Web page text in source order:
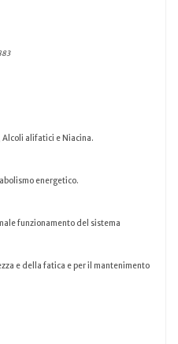
Alcoli alifatici e Niacina.
energetico.
funzionamento del sistema
e della fatica e per il mantenimento